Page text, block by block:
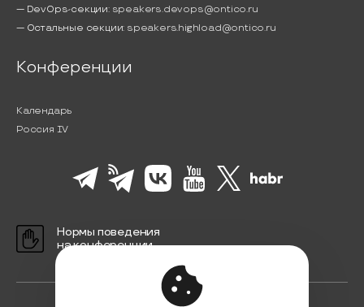
— DevOps-секции: speakers.devops@ontico.ru
— Остальные секции: speakers.highload@ontico.ru
Конференции
Календарь
Россия IV
Нормы поведения
на конференции